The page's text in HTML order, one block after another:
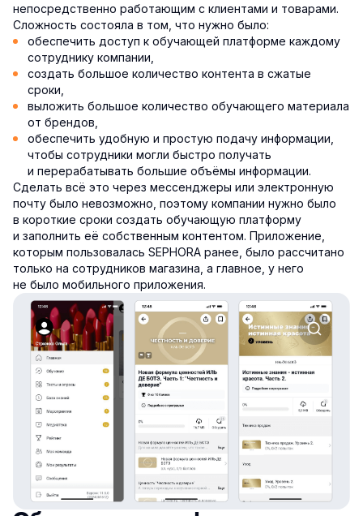
непосредственно работающим с клиентами и товарами.
Сложность состояла в том, что нужно было:
обеспечить доступ к обучающей платформе каждому
сотруднику компании,
создать большое количество контента в сжатые
сроки,
выложить большое количество обучающего материала
от брендов,
обеспечить удобную и простую подачу информации,
чтобы сотрудники могли быстро получать
и перерабатывать большие объёмы информации.
Сделать всё это через мессенджеры или электронную
почту было невозможно, поэтому компании нужно было
в короткие сроки создать обучающую платформу
и заполнить её собственным контентом. Приложение,
которым пользовалась SEPHORA ранее, было рассчитано
только на сотрудников магазина, а главное, у него
не было мобильного приложения.